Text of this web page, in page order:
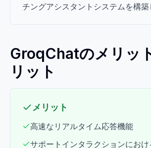
チングアシスタントシステムを構築
GroqChatのメリッ
リット
メリット
高速なリアルタイム応答機能
サポートインタラクションにお